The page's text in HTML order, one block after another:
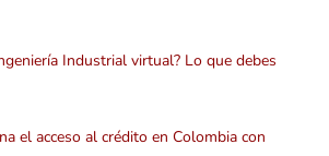
Industrial virtual? Lo que debes
el acceso al crédito en Colombia con